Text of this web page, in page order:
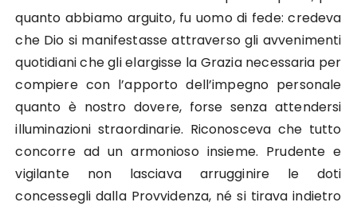
quanto abbiamo arguito, fu uomo di fede: credeva
che Dio si manifestasse attraverso gli avvenimenti
quotidiani che gli elargisse la Grazia necessaria per
compiere con l’apporto dell’impegno personale
quanto è nostro dovere, forse senza attendersi
illuminazioni straordinarie. Riconosceva che tutto
concorre ad un armonioso insieme. Prudente e
vigilante non lasciava arrugginire le doti
concessegli dalla Provvidenza, né si tirava indietro